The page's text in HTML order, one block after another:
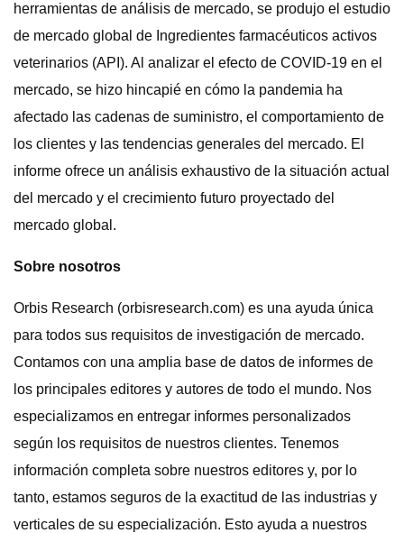
herramientas de análisis de mercado, se produjo el estudio
de mercado global de Ingredientes farmacéuticos activos
veterinarios (API). Al analizar el efecto de COVID-19 en el
mercado, se hizo hincapié en cómo la pandemia ha
afectado las cadenas de suministro, el comportamiento de
los clientes y las tendencias generales del mercado. El
informe ofrece un análisis exhaustivo de la situación actual
del mercado y el crecimiento futuro proyectado del
mercado global.
Sobre nosotros
Orbis Research (orbisresearch.com) es una ayuda única
para todos sus requisitos de investigación de mercado.
Contamos con una amplia base de datos de informes de
los principales editores y autores de todo el mundo. Nos
especializamos en entregar informes personalizados
según los requisitos de nuestros clientes. Tenemos
información completa sobre nuestros editores y, por lo
tanto, estamos seguros de la exactitud de las industrias y
verticales de su especialización. Esto ayuda a nuestros